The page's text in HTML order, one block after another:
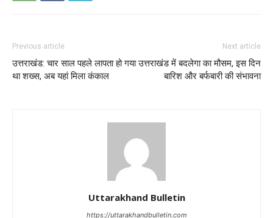
Previous article
उत्तराखंड: चार साल पहले लापता हो गया
था शख्स, अब यहां मिला कंकाल
Next article
उत्तराखंड में बदलेगा का मौसम, इस दिन
बारिश और बर्फबारी की संभावना
Uttarakhand Bulletin
https://uttarakhandbulletin.com